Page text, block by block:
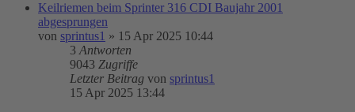
Keilriemen beim Sprinter 316 CDI Baujahr 2001
abgesprungen
von sprintus1 » 15 Apr 2025 10:44
3 Antworten
9043 Zugriffe
Letzter Beitrag von sprintus1
15 Apr 2025 13:44